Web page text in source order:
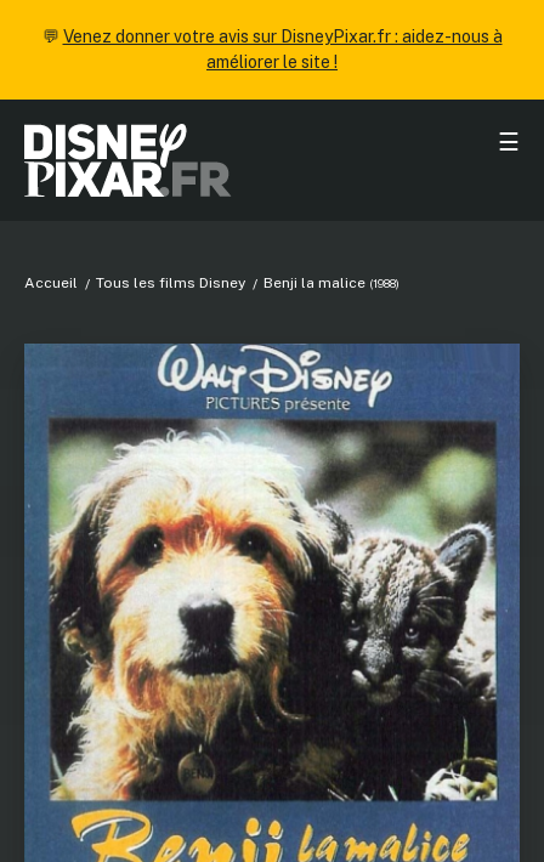
💬 Venez donner votre avis sur DisneyPixar.fr : aidez-nous à
améliorer le site !
☰
Accueil Tous les films Disney Benji la malice (1988)